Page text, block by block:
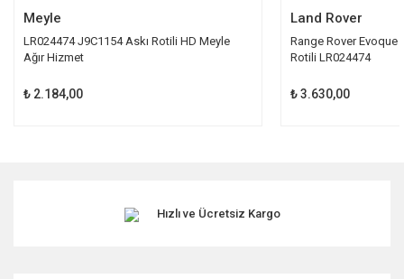
Meyle
LR024474 J9C1154 Askı Rotili HD Meyle
Ağır Hizmet
₺ 2.184,00
Land Rover
Range Rover Evoque
Rotili LR024474
₺ 3.630,00
Hızlı ve Ücretsiz Kargo